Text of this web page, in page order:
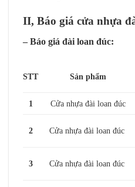
II, Báo giá cửa nhựa
– Báo giá đài loan đúc:
STT Sản phẩm
1 Cửa nhựa đài loan đúc
2 Cửa nhựa đài loan đúc
3 Cửa nhựa đài loan đúc